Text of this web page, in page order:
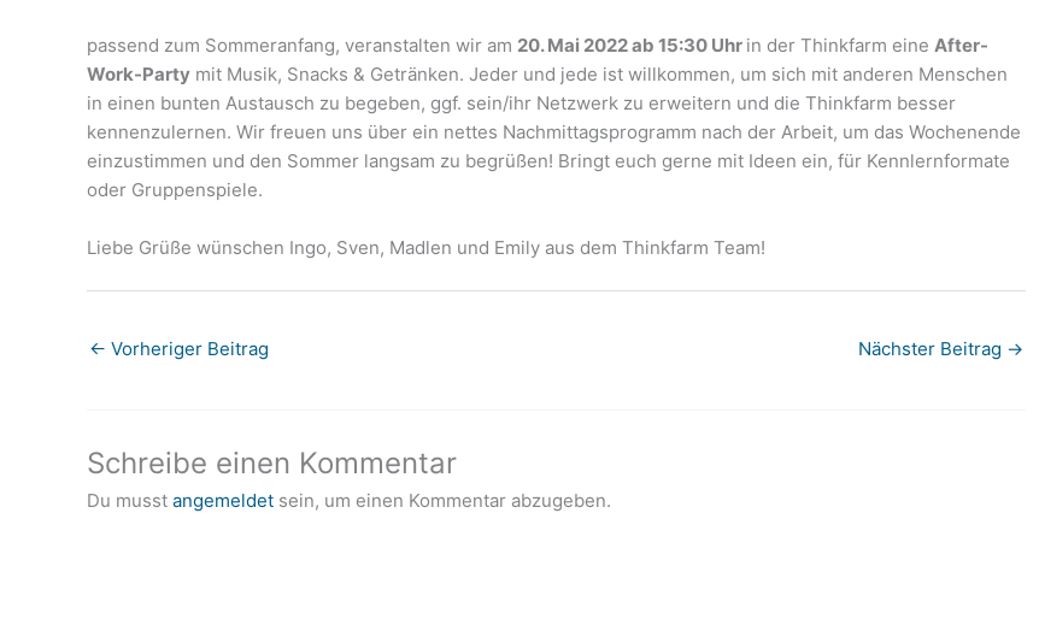
passend zum Sommeranfang, veranstalten wir am 20. Mai 2022 ab 15:30 Uhr in der Thinkfarm eine After-
Work-Party mit Musik, Snacks & Getränken. Jeder und jede ist willkommen, um sich mit anderen Menschen
in einen bunten Austausch zu begeben, ggf. sein/ihr Netzwerk zu erweitern und die Thinkfarm besser
kennenzulernen. Wir freuen uns über ein nettes Nachmittagsprogramm nach der Arbeit, um das Wochenende
einzustimmen und den Sommer langsam zu begrüßen! Bringt euch gerne mit Ideen ein, für Kennlernformate
oder Gruppenspiele.
Liebe Grüße wünschen Ingo, Sven, Madlen und Emily aus dem Thinkfarm Team!
← Vorheriger Beitrag Nächster Beitrag →
Schreibe einen Kommentar
Du musst angemeldet sein, um einen Kommentar abzugeben.